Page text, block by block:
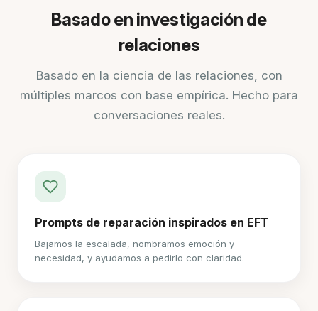
Basado en investigación de
relaciones
Basado en la ciencia de las relaciones, con
múltiples marcos con base empírica. Hecho para
conversaciones reales.
Prompts de reparación inspirados en EFT
Bajamos la escalada, nombramos emoción y
necesidad, y ayudamos a pedirlo con claridad.